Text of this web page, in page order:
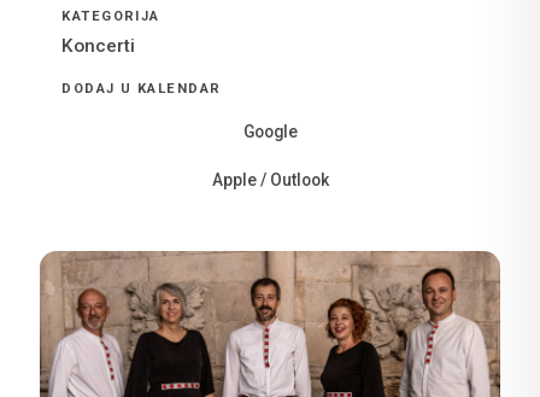
KATEGORIJA
Koncerti
DODAJ U KALENDAR
Google
Apple / Outlook